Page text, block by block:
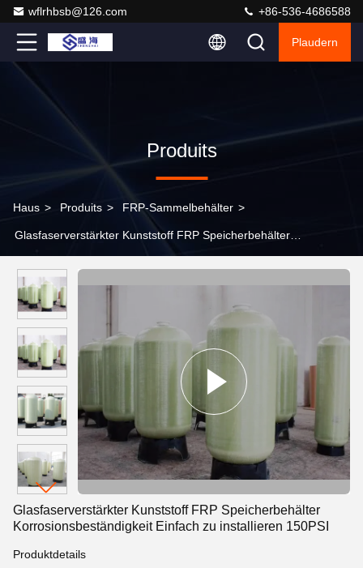
wflrhbsb@126.com +86-536-4686588
Plaudern
Produits
Haus > Produits > FRP-Sammelbehälter >
Glasfaserverstärkter Kunststoff FRP Speicherbehälter
Glasfaserverstärkter Kunststoff FRP Speicherbehälter
Korrosionsbeständigkeit Einfach zu installieren 150PSI
Produktdetails